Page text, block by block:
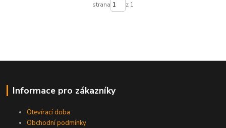
strana z 1
Informace pro zákazníky
Otevírací doba
Obchodní podmínky